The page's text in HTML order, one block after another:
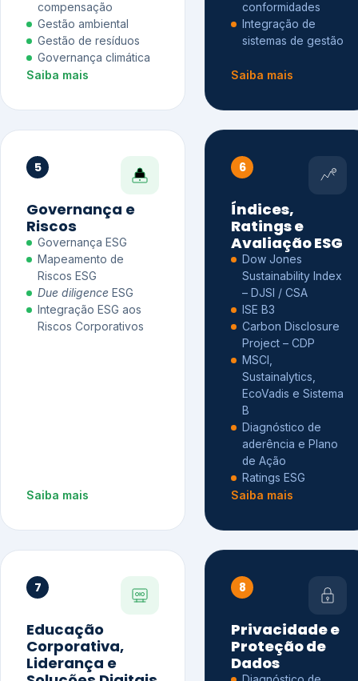
compensação
Gestão ambiental
Gestão de resíduos
Governança climática
Saiba mais
conformidades
Integração de
sistemas de gestão
Saiba mais
5
Governança e
Riscos
Governança ESG
Mapeamento de
Riscos ESG
Due diligence ESG
Integração ESG aos
Riscos Corporativos
Saiba mais
6
Índices,
Ratings e
Avaliação ESG
Dow Jones
Sustainability Index
– DJSI / CSA
ISE B3
Carbon Disclosure
Project – CDP
MSCI,
Sustainalytics,
EcoVadis e Sistema
B
Diagnóstico de
aderência e Plano
de Ação
Ratings ESG
Saiba mais
7
Educação
Corporativa,
Liderança e
8
Privacidade e
Proteção de
Dados